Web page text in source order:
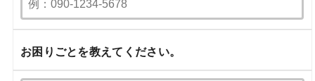
お困りごとを教えてください。